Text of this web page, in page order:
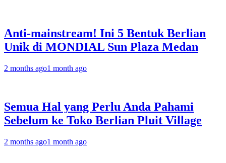
Anti-mainstream! Ini 5 Bentuk Berlian
Unik di MONDIAL Sun Plaza Medan
2 months ago1 month ago
Semua Hal yang Perlu Anda Pahami
Sebelum ke Toko Berlian Pluit Village
2 months ago1 month ago